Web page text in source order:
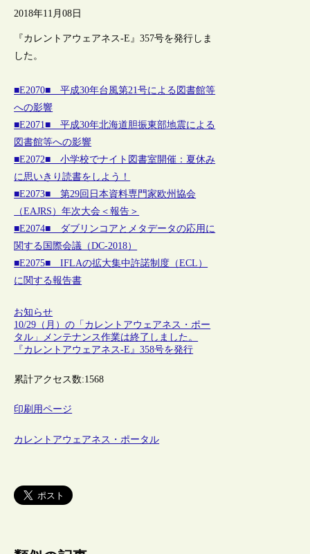
2018年11月08日
『カレントアウェアネス-E』357号を発行しま
した。
■E2070■ 平成30年台風第21号による図書館等
への影響
■E2071■ 平成30年北海道胆振東部地震による
図書館等への影響
■E2072■ 小学校でナイト図書室開催：夏休み
に思いきり読書をしよう！
■E2073■ 第29回日本資料専門家欧州協会
（EAJRS）年次大会＜報告＞
■E2074■ ダブリンコアとメタデータの応用に
関する国際会議（DC-2018）
■E2075■ IFLAの拡大集中許諾制度（ECL）
に関する報告書
お知らせ
10/29（月）の「カレントアウェアネス・ポー
タル」メンテナンス作業は終了しました。
『カレントアウェアネス-E』358号を発行
累計アクセス数:1568
印刷用ページ
カレントアウェアネス・ポータル